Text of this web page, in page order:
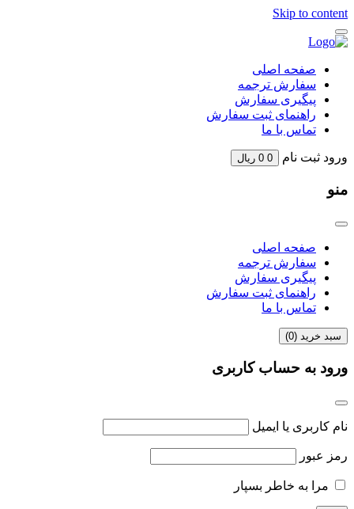
Skip to content
صفحه اصلی
سفارش ترجمه
پیگیری سفارش
راهنمای ثبت سفارش
تماس با ما
ورود ثبت نام 0
0 ریال
منو
صفحه اصلی
سفارش ترجمه
پیگیری سفارش
راهنمای ثبت سفارش
تماس با ما
سبد خرید (0
)
ورود به حساب کاربری
نام کاربری یا ایمیل
رمز عبور
مرا به خاطر بسپار